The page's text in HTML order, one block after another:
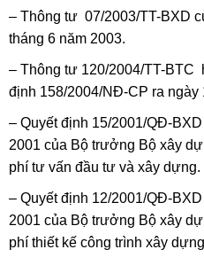
– Thông tư 07/2003/TT-BXD
tháng 6 năm 2003.
– Thông tư 120/2004/TT-BTC
định 158/2004/NĐ-CP ra ngày
– Quyết định 15/2001/QĐ-
2001 của Bộ trưởng Bộ xây
phí tư vấn đầu tư và xây dựng.
– Quyết định 12/2001/QĐ-
2001 của Bộ trưởng Bộ xây
phí thiết kế công trình xây